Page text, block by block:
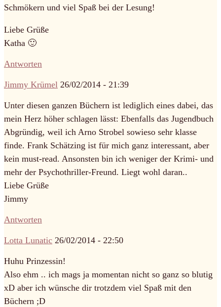
Schmökern und viel Spaß bei der Lesung!
Liebe Grüße
Katha 🙂
Antworten
Jimmy Krümel 26/02/2014 - 21:39
Unter diesen ganzen Büchern ist lediglich eines dabei, das
mein Herz höher schlagen lässt: Ebenfalls das Jugendbuch
Abgründig, weil ich Arno Strobel sowieso sehr klasse
finde. Frank Schätzing ist für mich ganz interessant, aber
kein must-read. Ansonsten bin ich weniger der Krimi- und
mehr der Psychothriller-Freund. Liegt wohl daran..
Liebe Grüße
Jimmy
Antworten
Lotta Lunatic 26/02/2014 - 22:50
Huhu Prinzessin!
Also ehm .. ich mags ja momentan nicht so ganz so blutig
xD aber ich wünsche dir trotzdem viel Spaß mit den
Büchern ;D